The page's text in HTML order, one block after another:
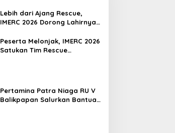
Lebih dari Ajang Rescue,
IMERC 2026 Dorong Lahirnya
Indonesia
Peserta Melonjak, IMERC 2026
Satukan Tim Rescue
Pertamina Patra Niaga RU V
Balikpapan Salurkan Bantuan